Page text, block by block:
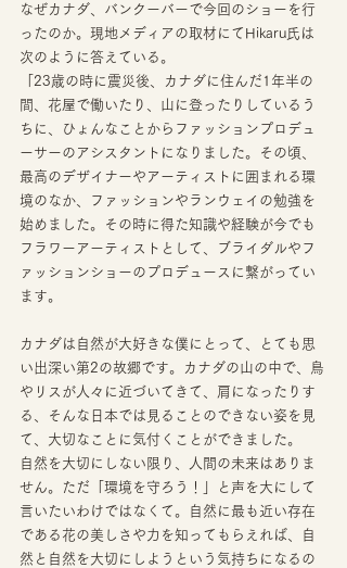
なぜカナダ、バンクーバーで今回のショーを行
ったのか。現地メディアの取材にてHikaru氏は
次のように答えている。
「23歳の時に震災後、カナダに住んだ1年半の
間、花屋で働いたり、山に登ったりしているう
ちに、ひょんなことからファッションプロデュ
ーサーのアシスタントになりました。その頃、
最高のデザイナーやアーティストに囲まれる環
境のなか、ファッションやランウェイの勉強を
始めました。その時に得た知識や経験が今でも
フラワーアーティストとして、ブライダルやフ
ァッションショーのプロデュースに繋がってい
ます。
カナダは自然が大好きな僕にとって、とても思
い出深い第2の故郷です。カナダの山の中で、鳥
やリスが人々に近づいてきて、肩になったりす
る、そんな日本では見ることのできない姿を見
て、大切なことに気付くことができました。
自然を大切にしない限り、人間の未来はありま
せん。ただ「環境を守ろう！」と声を大にして
言いたいわけではなくて。自然に最も近い存在
である花の美しさや力を知ってもらえれば、自
然と自然を大切にしようという気持ちになるの